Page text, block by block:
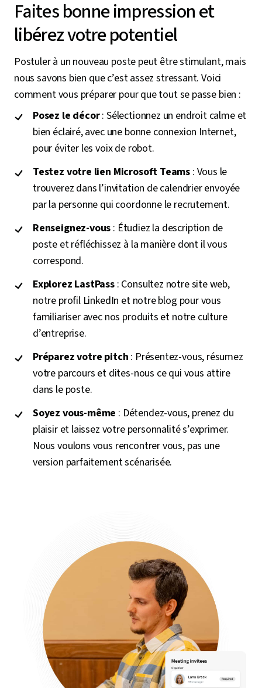
Faites bonne impression et
libérez votre potentiel
Postuler à un nouveau poste peut être stimulant, mais
nous savons bien que c’est assez stressant. Voici
comment vous préparer pour que tout se passe bien :
Posez le décor: Sélectionnez un endroit calme et
bien éclairé, avec une bonne connexion Internet,
pour éviter les voix de robot.
Testez votre lien Microsoft Teams : Vous le
trouverez dans l’invitation de calendrier envoyée
par la personne qui coordonne le recrutement.
Renseignez-vous : Étudiez la description de
poste et réfléchissez à la manière dont il vous
correspond.
Explorez LastPass : Consultez notre site web,
notre profil LinkedIn et notre blog pour vous
familiariser avec nos produits et notre culture
d’entreprise.
Préparez votre pitch : Présentez-vous, résumez
votre parcours et dites-nous ce qui vous attire
dans le poste.
Soyez vous-même : Détendez-vous, prenez du
plaisir et laissez votre personnalité s’exprimer.
Nous voulons vous rencontrer vous, pas une
version parfaitement scénarisée.